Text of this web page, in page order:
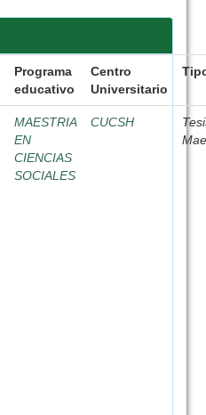
Programa
educativo
Centro
Universitario
MAESTRIA
EN
CIENCIAS
SOCIALES
CUCSH